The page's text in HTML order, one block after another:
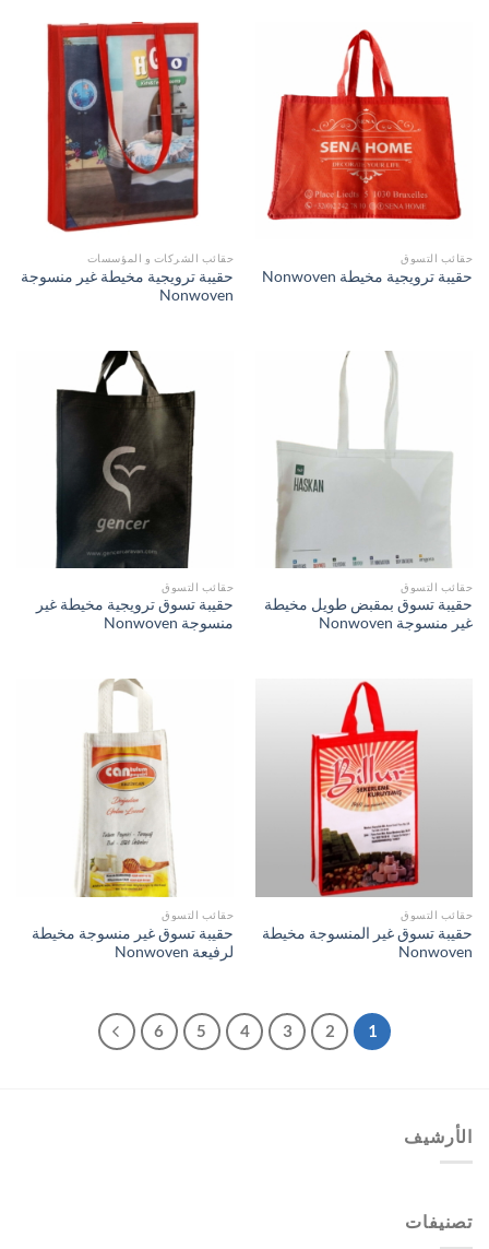
حقائب التسوق
حقيبة ترويجية مخيطة Nonwoven
حقائب الشركات و المؤسسات
حقيبة ترويجية مخيطة غير منسوجة
Nonwoven
حقائب التسوق
حقيبة تسوق بمقبض طويل مخيطة
غير منسوجة Nonwoven
حقائب التسوق
حقيبة تسوق ترويجية مخيطة غير
منسوجة Nonwoven
حقائب التسوق
حقيبة تسوق غير المنسوجة مخيطة
Nonwoven
حقائب التسوق
حقيبة تسوق غير منسوجة مخيطة
لرفيعة Nonwoven
1
2
3
4
5
6
الأرشيف
تصنيفات